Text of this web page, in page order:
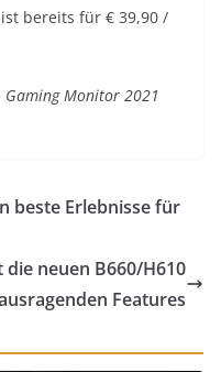
ist bereits für € 39,90 /
Gaming Monitor 2021
beste Erlebnisse für
die neuen B660/H610
Features